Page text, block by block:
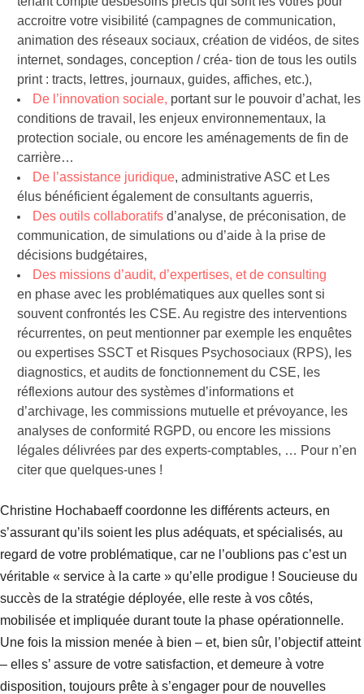
accroitre votre visibilité (campagnes de communication,
animation des réseaux sociaux, création de vidéos, de sites
internet, sondages, conception / créa- tion de tous les outils
print : tracts, lettres, journaux, guides, affiches, etc.),
De l’innovation sociale, portant sur le pouvoir d’achat, les
conditions de travail, les enjeux environnementaux, la
protection sociale, ou encore les aménagements de fin de
carrière…
De l’assistance juridique, administrative ASC et Les
élus bénéficient également de consultants aguerris,
Des outils collaboratifs d’analyse, de préconisation, de
communication, de simulations ou d’aide à la prise de
décisions budgétaires,
Des missions d’audit, d’expertises, et de consulting
en phase avec les problématiques aux quelles sont si
souvent confrontés les CSE. Au registre des interventions
récurrentes, on peut mentionner par exemple les enquêtes
ou expertises SSCT et Risques Psychosociaux (RPS), les
diagnostics, et audits de fonctionnement du CSE, les
réflexions autour des systèmes d’informations et
d’archivage, les commissions mutuelle et prévoyance, les
analyses de conformité RGPD, ou encore les missions
légales délivrées par des experts-comptables, … Pour n’en
citer que quelques-unes !
Christine Hochabaeff coordonne les différents acteurs, en
s’assurant qu’ils soient les plus adéquats, et spécialisés, au
regard de votre problématique, car ne l’oublions pas c’est un
véritable « service à la carte » qu’elle prodigue ! Soucieuse du
succès de la stratégie déployée, elle reste à vos côtés,
mobilisée et impliquée durant toute la phase opérationnelle.
Une fois la mission menée à bien – et, bien sûr, l’objectif atteint
– elles s’ assure de votre satisfaction, et demeure à votre
disposition, toujours prête à s’engager pour de nouvelles